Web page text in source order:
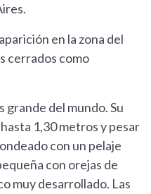
en la zona del
cerrados como
grande del mundo. Su
1,30 metros y pesar
con un pelaje
con orejas de
muy desarrollado. Las